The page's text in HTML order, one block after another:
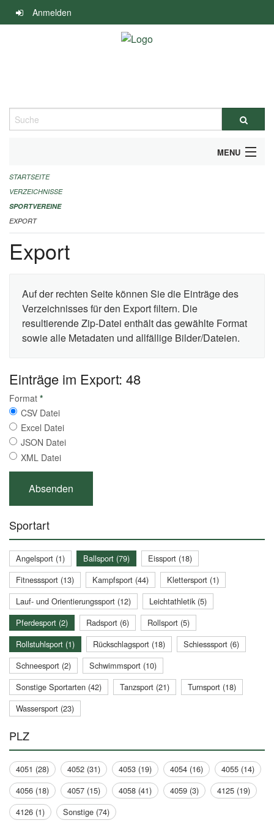
Navigation
überspringen
Anmelden
Suche
MENU
ALLGEMEINE INFORMATIONEN
FINANZIELLE UNTERSTÜTZUNG BENÖTIGT?
KONTAKT
STARTSEITE
VERZEICHNISSE
SPORTVEREINE
EXPORT
Export
Auf der rechten Seite können Sie die Einträge des
Verzeichnisses für den Export filtern. Die
resultierende Zip-Datei enthält das gewählte Format
sowie alle Metadaten und allfällige Bilder/Dateien.
Einträge im Export: 48
Format *
CSV Datei
Excel Datei
JSON Datei
XML Datei
Sportart
Angelsport (1) Ballsport (79)
Eissport (18)
Fitnesssport (13)
Kampfsport (44)
Klettersport (1)
Lauf- und Orientierungssport (12)
Leichtathletik (5)
Pferdesport (2)
Radsport (6)
Rollsport (5)
Rollstuhlsport (1)
Rückschlagsport (18)
Schiesssport (6)
Schneesport (2)
Schwimmsport (10)
Sonstige Sportarten (42)
Tanzsport (21)
Turnsport (18)
Wassersport (23)
PLZ
4051 (28) 4052 (31) 4053 (19) 4054 (16)
4055 (14)
4056 (18)
4057 (15) 4058 (41) 4059 (3)
4125 (19)
4126 (1)
Sonstige (74)